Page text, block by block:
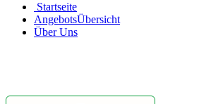
Startseite
AngebotsÜbersicht
Über Uns